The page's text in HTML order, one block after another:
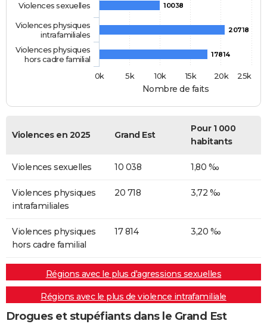
Nombre de faits
10038
20718
17814
Violences sexuelles
Violences physiques
intrafamiliales
Violences physiques
hors cadre familial
0k
5k 10k 15k 20k 25k
Violences en 2025 Grand Est
Pour 1 000
habitants
Violences sexuelles 10 038 1,80 ‰
Violences physiques
intrafamiliales
20 718 3,72 ‰
Violences physiques
hors cadre familial
17 814 3,20 ‰
Régions avec le plus d'agressions sexuelles
Régions avec le plus de violence intrafamiliale
Drogues et stupéfiants dans le Grand Est